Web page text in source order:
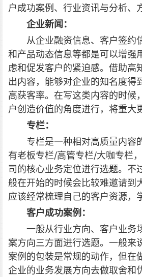
户成功案例、行业资讯与分析、
企业新闻：
从企业融资信息、客户签约
和产品动态信息等都是可以增强
虑和促发客户的紧迫感。借助高
出内容，能够对企业的知名度得
高获客率。在写这类内容的时候
户创造价值的角度进行，将重大
专栏：
专栏是一种相对高质量内容
有老板专栏/高管专栏/大咖专栏
司的核心业务定位进行选题。不
般在开始的时候会比较难邀请到
应该经常梳理自己的客户资源，
客户成功案例：
一般从行业方向、客户业务
案方向三方面进行选题。一般来
案例的包装是常规的动作，但在
企业的业务发展方向去做取舍和